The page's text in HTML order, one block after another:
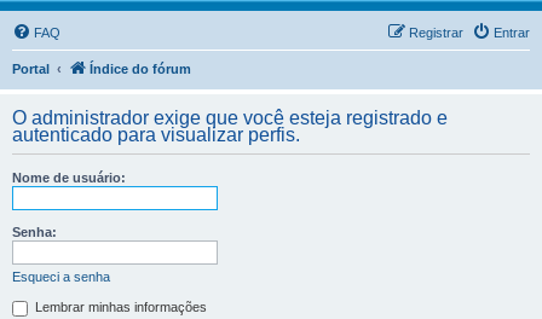
FAQ Entrar
Registrar
Portal Índice do fórum
O administrador exige que você esteja registrado e
autenticado para visualizar perfis.
Nome de usuário:
Senha:
Esqueci a senha
Lembrar minhas informações